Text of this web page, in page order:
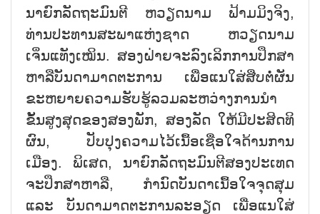
ນາຍົກລັດຖະມົນຕີ ຫວຽດນາມ ຟ້າມມິງຈິງ,
ທ່ານປະທານສະພາແຫ່ງຊາດ ຫວຽດນາມ
ເຈິ່ນແທັງເໝິນ. ສອງຝ່າຍຈະລົງເລິກການປຶກສາ
ຫາລືບັນດາມາດຕະການ ເພື່ອແນໃສ່ສືບຕໍ່ຜັນ
ຂະຫຍາຍຄວາມຮັບຮູ້ລວມລະຫວ່າງການນຳ
ຂັ້ນສູງສຸດຂອງສອງພັກ, ສອງລັດ ໃຫ້ມີປະສິດທິ
ຜົນ, ປັບປຸງຄວາມໄວ້ເນື້ອເຊື່ອໃຈດ້ານການ
ເມືອງ. ພິເສດ, ນາຍົກລັດຖະມົນຕີສອງປະເທດ
ຈະປຶກສາຫາລື, ກຳນົດບັນດາເນື້ອໃຈຈຸດສຸມ
ແລະ ບັນດາມາດຕະການລະອຽດ ເພື່ອແນໃສ່